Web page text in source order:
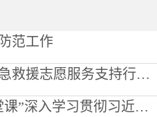
范工作
2026年北方地区防汛应急救援志愿服务支持行动走进泾源县
宁夏机关党员“同上一堂课”深入学习贯彻习近平党建思想